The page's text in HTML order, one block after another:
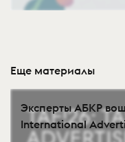
Еще материалы
Эксперты АБКР
International